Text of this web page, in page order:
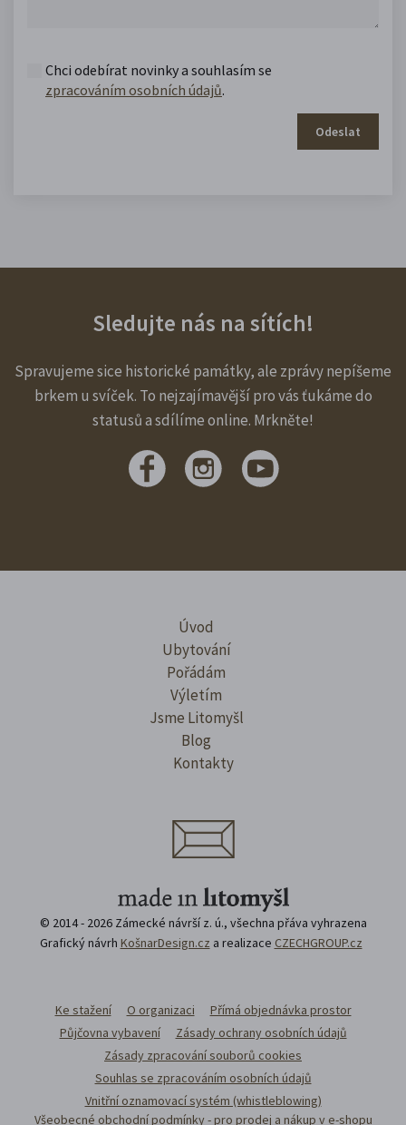
Chci odebírat novinky a souhlasím se
zpracováním osobních údajů.
Odeslat
Sledujte nás na sítích!
Spravujeme sice historické památky, ale zprávy nepíšeme
brkem u svíček. To nejzajímavější pro vás ťukáme do
statusů a sdílíme online. Mrkněte!
Úvod
Ubytování
Pořádám
Výletím
Jsme Litomyšl
Blog
Kontakty
© 2014 - 2026 Zámecké návrší z. ú., všechna přáva vyhrazena
Grafický návrh KošnarDesign.cz a realizace CZECHGROUP.cz
Ke stažení O organizaci
Přímá objednávka prostor
Půjčovna vybavení
Zásady ochrany osobních údajů
Zásady zpracování souborů cookies
Souhlas se zpracováním osobních údajů
Vnitřní oznamovací systém (whistleblowing)
Všeobecné obchodní podmínky - pro prodej a nákup v e-shopu